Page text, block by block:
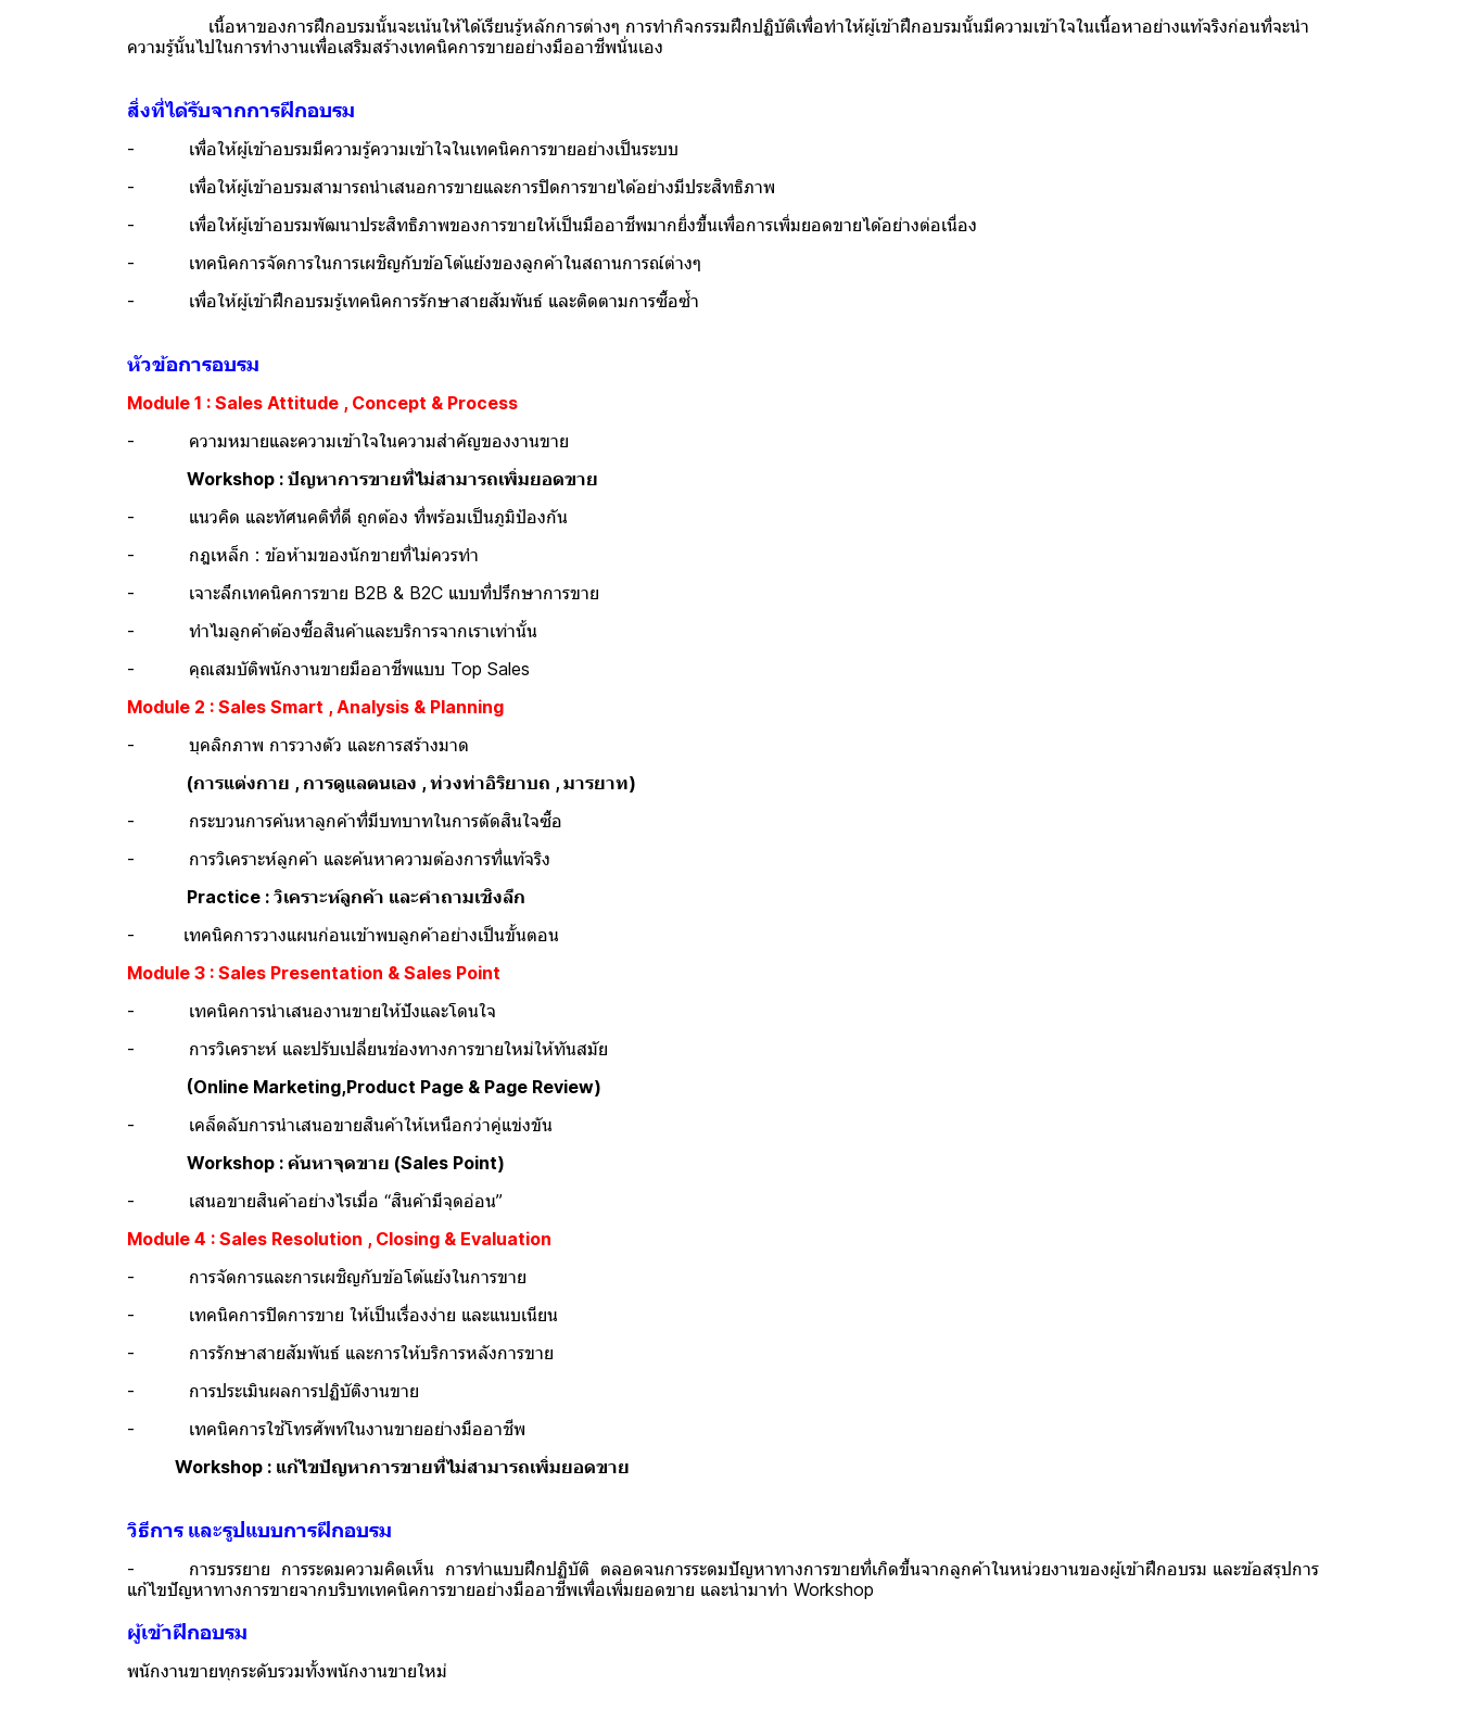
เนื้อหาของการฝึกอบรมนั้นจะเน้นให้ได้เรียนรู้หลักการต่างๆ การทำกิจกรรมฝึกปฏิบัติเพื่อทำให้ผู้เข้าฝึกอบรมนั้นมีความเข้าใจในเนื้อหาอย่างแท้จริงก่อนที่จะนำ
ความรู้นั้นไปในการทำงานเพื่อเสริมสร้างเทคนิคการขายอย่างมืออาชีพนั่นเอง
สิ่งที่ได้รับจากการฝึกอบรม
- เพื่อให้ผู้เข้าอบรมมีความรู้ความเข้าใจในเทคนิคการขายอย่างเป็นระบบ
- เพื่อให้ผู้เข้าอบรมสามารถนำเสนอการขายและการปิดการขายได้อย่างมีประสิทธิภาพ
- เพื่อให้ผู้เข้าอบรมพัฒนาประสิทธิภาพของการขายให้เป็นมืออาชีพมากยิ่งขึ้นเพื่อการเพิ่มยอดขายได้อย่างต่อเนื่อง
- เทคนิคการจัดการในการเผชิญกับข้อโต้แย้งของลูกค้าในสถานการณ์ต่างๆ
- เพื่อให้ผู้เข้าฝึกอบรมรู้เทคนิคการรักษาสายสัมพันธ์ และติดตามการซื้อซ้ำ
หัวข้อการอบรม
Module 1 : Sales Attitude , Concept & Process
- ความหมายและความเข้าใจในความสำคัญของงานขาย
Workshop : ปัญหาการขายที่ไม่สามารถเพิ่มยอดขาย
- แนวคิด และทัศนคติที่ดี ถูกต้อง ที่พร้อมเป็นภูมิป้องกัน
- กฎเหล็ก : ข้อห้ามของนักขายที่ไม่ควรทำ
- เจาะลึกเทคนิคการขาย B2B & B2C แบบที่ปรึกษาการขาย
- ทำไมลูกค้าต้องซื้อสินค้าและบริการจากเราเท่านั้น
- คุณสมบัติพนักงานขายมืออาชีพแบบ Top Sales
Module 2 : Sales Smart , Analysis & Planning
- บุคลิกภาพ การวางตัว และการสร้างมาด
(การแต่งกาย , การดูแลตนเอง , ท่วงท่าอิริยาบถ , มารยาท)
- กระบวนการค้นหาลูกค้าที่มีบทบาทในการตัดสินใจซื้อ
- การวิเคราะห์ลูกค้า และค้นหาความต้องการที่แท้จริง
Practice : วิเคราะห์ลูกค้า และคำถามเชิงลึก
- เทคนิคการวางแผนก่อนเข้าพบลูกค้าอย่างเป็นขั้นตอน
Module 3 : Sales Presentation & Sales Point
- เทคนิคการนำเสนองานขายให้ปังและโดนใจ
- การวิเคราะห์ และปรับเปลี่ยนช่องทางการขายใหม่ให้ทันสมัย
(Online Marketing,Product Page & Page Review)
- เคล็ดลับการนำเสนอขายสินค้าให้เหนือกว่าคู่แข่งขัน
Workshop : ค้นหาจุดขาย (Sales Point)
- เสนอขายสินค้าอย่างไรเมื่อ “สินค้ามีจุดอ่อน”
Module 4 : Sales Resolution , Closing & Evaluation
- การจัดการและการเผชิญกับข้อโต้แย้งในการขาย
- เทคนิคการปิดการขาย ให้เป็นเรื่องง่าย และแนบเนียน
- การรักษาสายสัมพันธ์ และการให้บริการหลังการขาย
- การประเมินผลการปฏิบัติงานขาย
- เทคนิคการใช้โทรศัพท์ในงานขายอย่างมืออาชีพ
Workshop : แก้ไขปัญหาการขายที่ไม่สามารถเพิ่มยอดขาย
วิธีการ และรูปแบบการฝึกอบรม
- การบรรยาย การระดมความคิดเห็น การทำแบบฝึกปฏิบัติ ตลอดจนการระดมปัญหาทางการขายที่เกิดขึ้นจากลูกค้าในหน่วยงานของผู้เข้าฝึกอบรม และข้อสรุปการ
แก้ไขปัญหาทางการขายจากบริบทเทคนิคการขายอย่างมืออาชีพเพื่อเพิ่มยอดขาย และนำมาทำ Workshop
ผู้เข้าฝึกอบรม
พนักงานขายทุกระดับรวมทั้งพนักงานขายใหม่